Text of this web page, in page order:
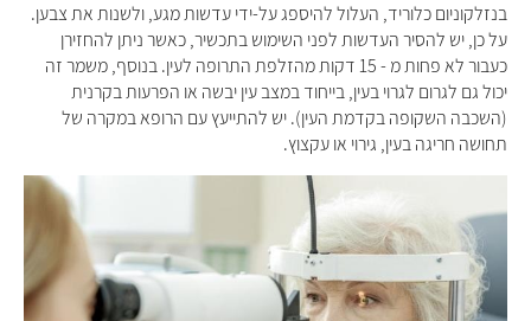
בנזלקוניום כלוריד, העלול להיספג על-ידי עדשות מגע, ולשנות את צבען.
על כן, יש להסיר העדשות לפני השימוש בתכשיר, כאשר ניתן להחזירן
כעבור לא פחות מ - 15 דקות מהזלפת התרופה לעין. בנוסף, משמר זה
יכול גם לגרום לגרוי בעין, בייחוד במצב עין יבשה או הפרעות בקרנית
(השכבה השקופה בקדמת העין). יש להתייעץ עם הרופא במקרה של
תחושה חריגה בעין, גירוי או עקצוץ.